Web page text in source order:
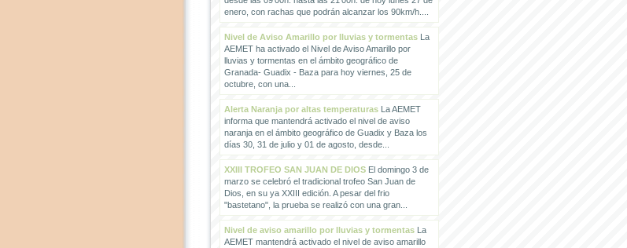
enero, con rachas que podrán alcanzar los 90km/h....
Nivel de Aviso Amarillo por lluvias y tormentasLa
AEMET ha activado el Nivel de Aviso Amarillo por
lluvias y tormentas en el ámbito geográfico de
Granada- Guadix - Baza para hoy viernes, 25 de
octubre, con una...
Alerta Naranja por altas temperaturasLa AEMET
informa que mantendrá activado el nivel de aviso
naranja en el ámbito geográfico de Guadix y Baza los
días 30, 31 de julio y 01 de agosto, desde...
XXIII TROFEO SAN JUAN DE DIOSEl domingo 3 de
marzo se celebró el tradicional trofeo San Juan de
Dios, en su ya XXIII edición. A pesar del frio
"bastetano", la prueba se realizó con una gran...
Nivel de aviso amarillo por lluvias y tormentasLa
AEMET mantendrá activado el nivel de aviso amarillo